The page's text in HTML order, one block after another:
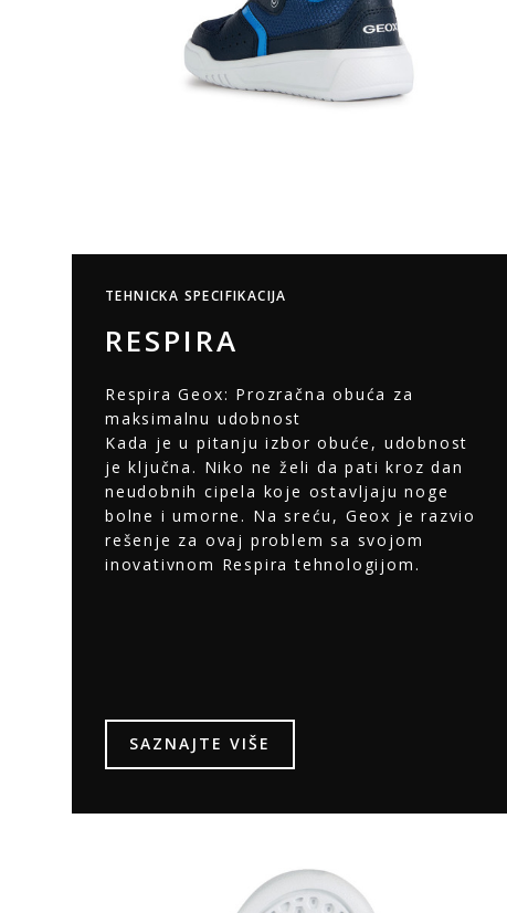
TEHNICKA SPECIFIKACIJA
RESPIRA
Respira Geox: Prozračna obuća za
maksimalnu udobnost
Kada je u pitanju izbor obuće, udobnost
je ključna. Niko ne želi da pati kroz dan
neudobnih cipela koje ostavljaju noge
bolne i umorne. Na sreću, Geox je razvio
rešenje za ovaj problem sa svojom
inovativnom Respira tehnologijom.
SAZNAJTE VIŠE